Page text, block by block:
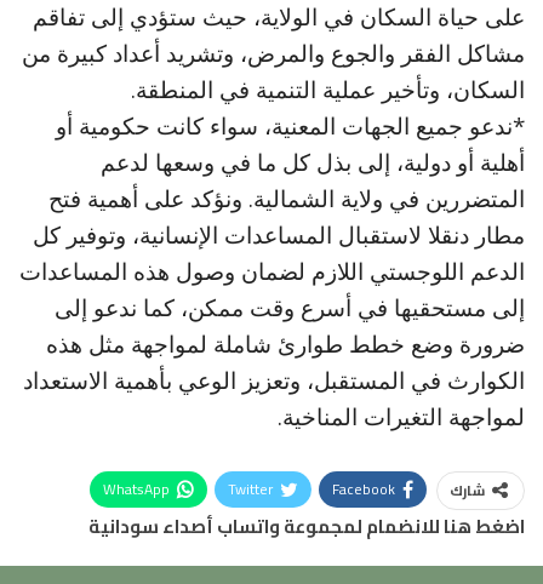
على حياة السكان في الولاية، حيث ستؤدي إلى تفاقم
مشاكل الفقر والجوع والمرض، وتشريد أعداد كبيرة من
السكان، وتأخير عملية التنمية في المنطقة.
*ندعو جميع الجهات المعنية، سواء كانت حكومية أو
أهلية أو دولية، إلى بذل كل ما في وسعها لدعم
المتضررين في ولاية الشمالية. ونؤكد على أهمية فتح
مطار دنقلا لاستقبال المساعدات الإنسانية، وتوفير كل
الدعم اللوجستي اللازم لضمان وصول هذه المساعدات
إلى مستحقيها في أسرع وقت ممكن، كما ندعو إلى
ضرورة وضع خطط طوارئ شاملة لمواجهة مثل هذه
الكوارث في المستقبل، وتعزيز الوعي بأهمية الاستعداد
لمواجهة التغيرات المناخية.
شارك Facebook
Twitter
WhatsApp
اضغط هنا للانضمام لمجموعة واتساب أصداء سودانية